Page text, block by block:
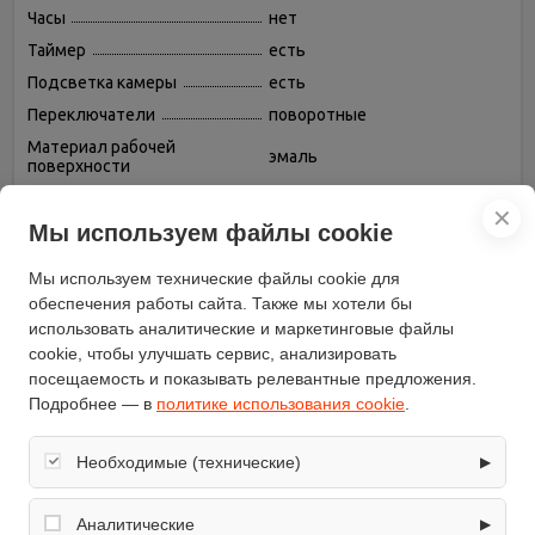
Часы
нет
Таймер
есть
Подсветка камеры
есть
Переключатели
поворотные
Материал рабочей
поверхности
эмаль
Защитное отключение
нет
Дверца
Гриль
есть, электрический
Газовых конфорок
4
Газ-контроль конфорок
Цвет
коричневый
Управление
механическое
Глубина (см)
✕
Мы используем файлы cookie
Мы используем технические файлы cookie для
обеспечения работы сайта. Также мы хотели бы
использовать аналитические и маркетинговые файлы
cookie, чтобы улучшать сервис, анализировать
посещаемость и показывать релевантные предложения.
Подробнее — в политике использования cookie
Необходимые (технические) ▶
Обеспечивают корректную работу сайта: оформление
заказа, корзина, вход в личный кабинет. Без них основные
Аналитические ▶